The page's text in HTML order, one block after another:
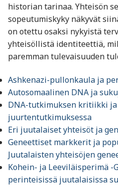
historian tarinaa. Yhteisön
sopeutumiskyky näkyvät
on otettu osaksi nykyistä
yhteisöllistä identiteettiä,
paremman tulevaisuuden
Ashkenazi-pullonkaula ja
Autosomaalinen DNA ja
DNA-tutkimuksen kritiikki
juurtentutkimuksessa
Eri juutalaiset yhteisöt ja
Geneettiset markkerit ja
Juutalaisten yhteisöjen
Kohein- ja Leeviläisperimä
perinteisissä juutalaisissa